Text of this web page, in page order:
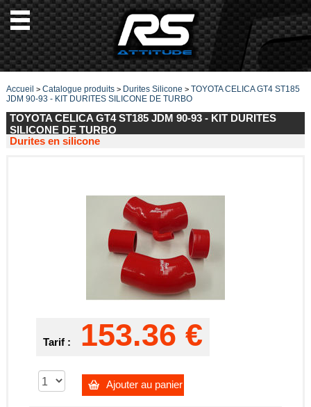
Accueil > Catalogue produits> Durites Silicone > TOYOTA CELICA GT4 ST185
JDM 90-93 - KIT DURITES SILICONE DE TURBO
TOYOTA CELICA GT4 ST185 JDM 90-93 - KIT DURITES
SILICONE DE TURBO
Durites en silicone
Tarif : 153.36 €
Ajouter au panier